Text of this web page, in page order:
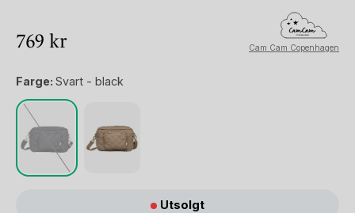
769 kr Cam Cam Copenhagen
Farge: Svart - black
Utsolgt